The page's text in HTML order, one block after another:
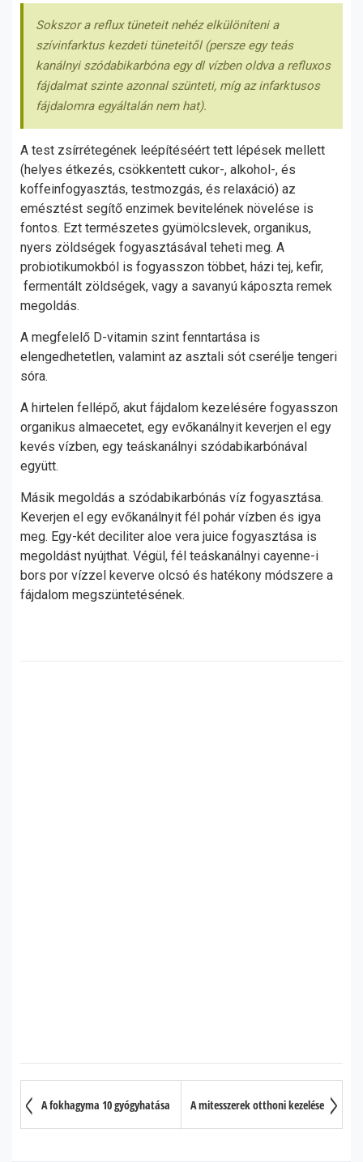
Sokszor a reflux tüneteit nehéz elkülöníteni a
szívinfarktus kezdeti tüneteitől (persze egy teás
kanálnyi szódabikarbóna egy dl vízben oldva a refluxos
fájdalmat szinte azonnal szünteti, míg az infarktusos
fájdalomra egyáltalán nem hat).
A test zsírrétegének leépítéséért tett lépések mellett
(helyes étkezés, csökkentett cukor-, alkohol-, és
koffeinfogyasztás, testmozgás, és relaxáció) az
emésztést segítő enzimek bevitelének növelése is
fontos. Ezt természetes gyümölcslevek, organikus,
nyers zöldségek fogyasztásával teheti meg. A
probiotikumokból is fogyasszon többet, házi tej, kefir,
fermentált zöldségek, vagy a savanyú káposzta remek
megoldás.
A megfelelő D-vitamin szint fenntartása is
elengedhetetlen, valamint az asztali sót cserélje tengeri
sóra.
A hirtelen fellépő, akut fájdalom kezelésére fogyasszon
organikus almaecetet, egy evőkanálnyit keverjen el egy
kevés vízben, egy teáskanálnyi szódabikarbónával
együtt.
Másik megoldás a szódabikarbónás víz fogyasztása.
Keverjen el egy evőkanálnyit fél pohár vízben és igya
meg. Egy-két deciliter aloe vera juice fogyasztása is
megoldást nyújthat. Végül, fél teáskanálnyi cayenne-i
bors por vízzel keverve olcsó és hatékony módszere a
fájdalom megszüntetésének.
A fokhagyma 10 gyógyhatása A mitesszerek otthoni kezelése